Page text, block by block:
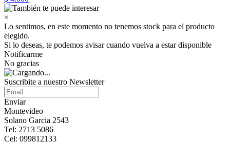
×
Lo sentimos, en este momento no tenemos stock para el producto
elegido.
Si lo deseas, te podemos avisar cuando vuelva a estar disponible
Notificarme
No gracias
Suscribite a nuestro Newsletter
Enviar
Montevideo
Solano Garcia 2543
Tel: 2713 5086
Cel: 099812133